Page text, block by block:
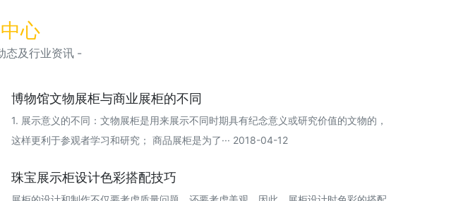
心
态及行业资讯 -
博物馆文物展柜与商业展柜的不同
1. 展示意义的不同：文物展柜是用来展示不同时期具有纪念意义或研究价值的文物的，
这样更利于参观者学习和研究； 商品展柜是为了··· 2018-04-12
珠宝展示柜设计色彩搭配技巧